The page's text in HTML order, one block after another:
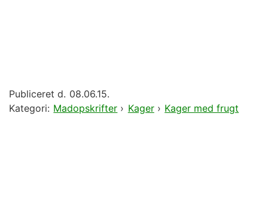
Publiceret d. 08.06.15.
Kategori: Madopskrifter › Kager› Kager med frugt